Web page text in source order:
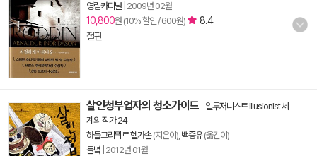
영림카디널 2009년 02월
10,800원 (10% 할인 / 600원)
8.4
절판
살인청부업자의 청소가이드 - 일루저니스트 illusionist 세
계의 작가 24
하들그리뮈르 헬가손(지은이), 백종유(옮긴이)
들녘 2012년 01월